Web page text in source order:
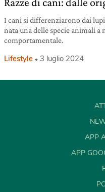
I cani si differenziarono dai
nata una delle specie animali
comportamentale.
Lifestyle 3 luglio 2024
APP
APP